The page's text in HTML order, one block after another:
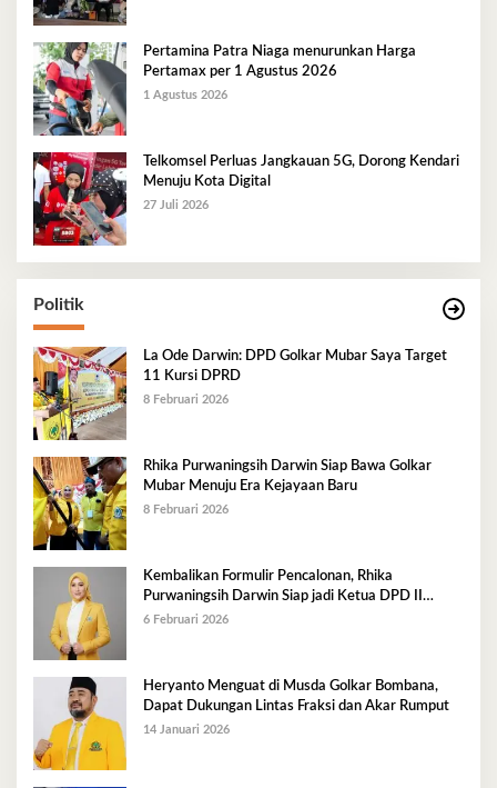
Pertamina Patra Niaga menurunkan Harga
Pertamax per 1 Agustus 2026
1 Agustus 2026
Telkomsel Perluas Jangkauan 5G, Dorong Kendari
Menuju Kota Digital
27 Juli 2026
Politik
La Ode Darwin: DPD Golkar Mubar Saya Target
11 Kursi DPRD
8 Februari 2026
Rhika Purwaningsih Darwin Siap Bawa Golkar
Mubar Menuju Era Kejayaan Baru
8 Februari 2026
Kembalikan Formulir Pencalonan, Rhika
Purwaningsih Darwin Siap jadi Ketua DPD II
Golkar Mubar
6 Februari 2026
Heryanto Menguat di Musda Golkar Bombana,
Dapat Dukungan Lintas Fraksi dan Akar Rumput
14 Januari 2026